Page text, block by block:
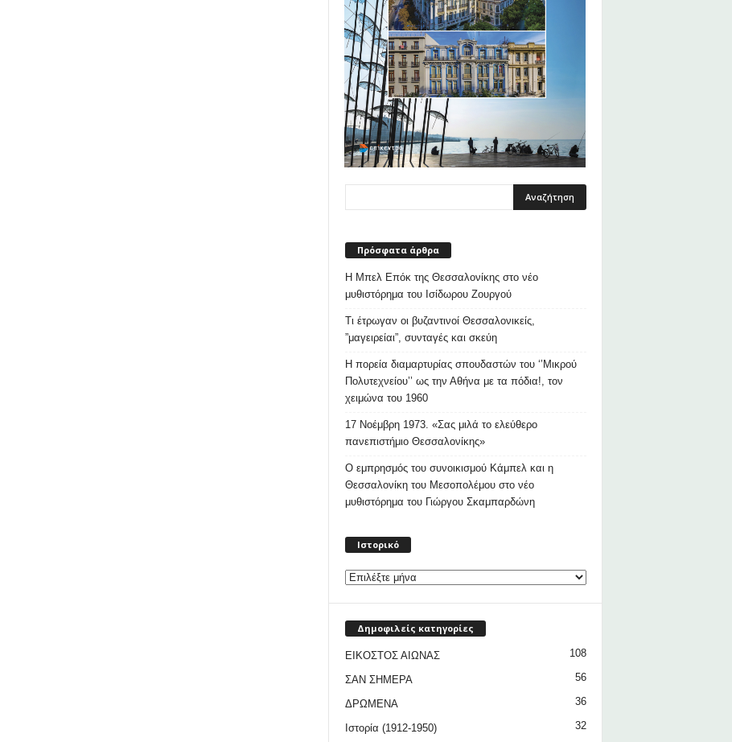
Πρόσφατα άρθρα
Η Μπελ Επόκ της Θεσσαλονίκης στο νέο
μυθιστόρημα του Ισίδωρου Ζουργού
Τι έτρωγαν οι βυζαντινοί Θεσσαλονικείς,
”μαγειρείαι”, συνταγές και σκεύη
Η πορεία διαμαρτυρίας σπουδαστών του ‘’Μικρού
Πολυτεχνείου’’ ως την Αθήνα με τα πόδια!, τον
χειμώνα του 1960
17 Νοέμβρη 1973. «Σας μιλά το ελεύθερο
πανεπιστήμιο Θεσσαλονίκης»
Ο εμπρησμός του συνοικισμού Κάμπελ και η
Θεσσαλονίκη του Μεσοπολέμου στο νέο
μυθιστόρημα του Γιώργου Σκαμπαρδώνη
Ιστορικό
Δημοφιλείς κατηγορίες
ΕΙΚΟΣΤΟΣ ΑΙΩΝΑΣ 108
ΣΑΝ ΣΗΜΕΡΑ 56
ΔΡΩΜΕΝΑ 36
Ιστορία (1912-1950) 32